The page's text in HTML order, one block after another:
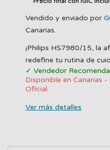
Vendido y enviado por
Canarias.
¡Philips HS7980/15, la
redefine tu rutina de
✓ Vendedor
Disponible en Canarias
Oficial
Ver más detalles